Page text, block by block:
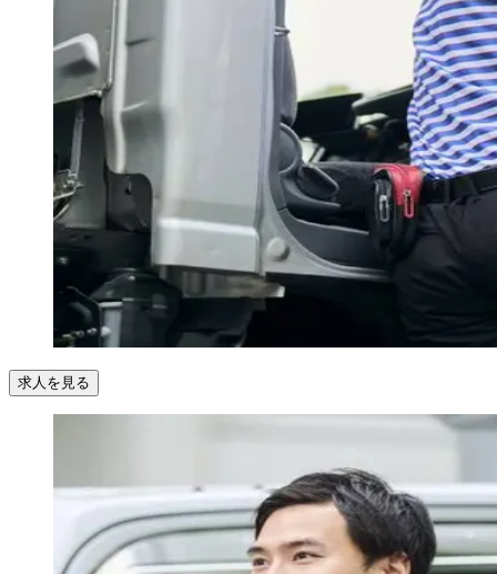
求人を見る